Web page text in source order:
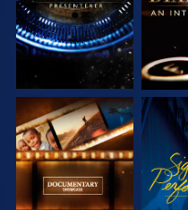
UTFORSK SERIEN